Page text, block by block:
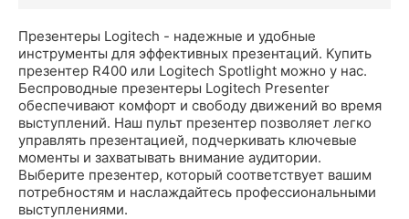
Презентеры Logitech - надежные и удобные
инструменты для эффективных презентаций. Купить
презентер R400 или Logitech Spotlight можно у нас.
Беспроводные презентеры Logitech Presenter
обеспечивают комфорт и свободу движений во время
выступлений. Наш пульт презентер позволяет легко
управлять презентацией, подчеркивать ключевые
моменты и захватывать внимание аудитории.
Выберите презентер, который соответствует вашим
потребностям и наслаждайтесь профессиональными
выступлениями.